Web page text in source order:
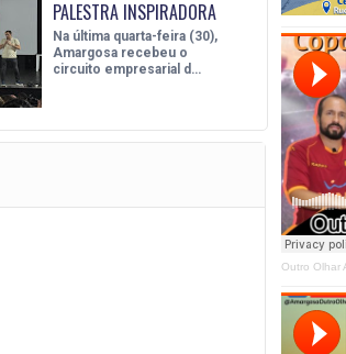
PALESTRA INSPIRADORA
Na última quarta-feira (30),
Amargosa recebeu o
circuito empresarial d…
Outro Olhar